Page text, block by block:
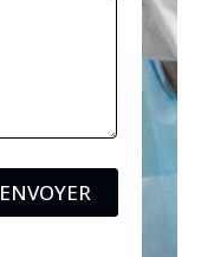
ENVOYER